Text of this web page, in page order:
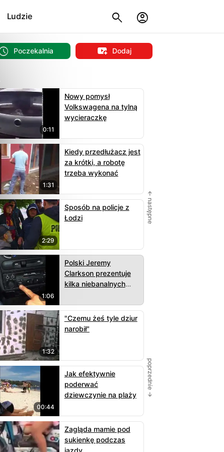
Ludzie
Poczekalnia Dodaj
0:11
Nowy pomysł
Volkswagena na tylną
wycieraczkę
1:31
Kiedy przedłużacz jest
za krótki, a robotę
trzeba wykonać
2:29
Sposób na policje z
Łodzi
1:06
Polski Jeremy
Clarkson prezentuje
kilka niebanalnych
1:32
"Czemu żeś tyle dziur
narobił"
00:44
Jak efektywnie
poderwać
dziewczynie na plaży
Zagląda mamie pod
sukienkę podczas
jazdy
← następne
poprzednie →